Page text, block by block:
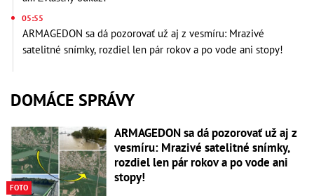
05:55
ARMAGEDON sa dá pozorovať už aj z vesmíru: Mrazivé
satelitné snímky, rozdiel len pár rokov a po vode ani stopy!
DOMÁCE SPRÁVY
FOTO
ARMAGEDON sa dá pozorovať už aj z
vesmíru: Mrazivé satelitné snímky,
rozdiel len pár rokov a po vode ani
stopy!